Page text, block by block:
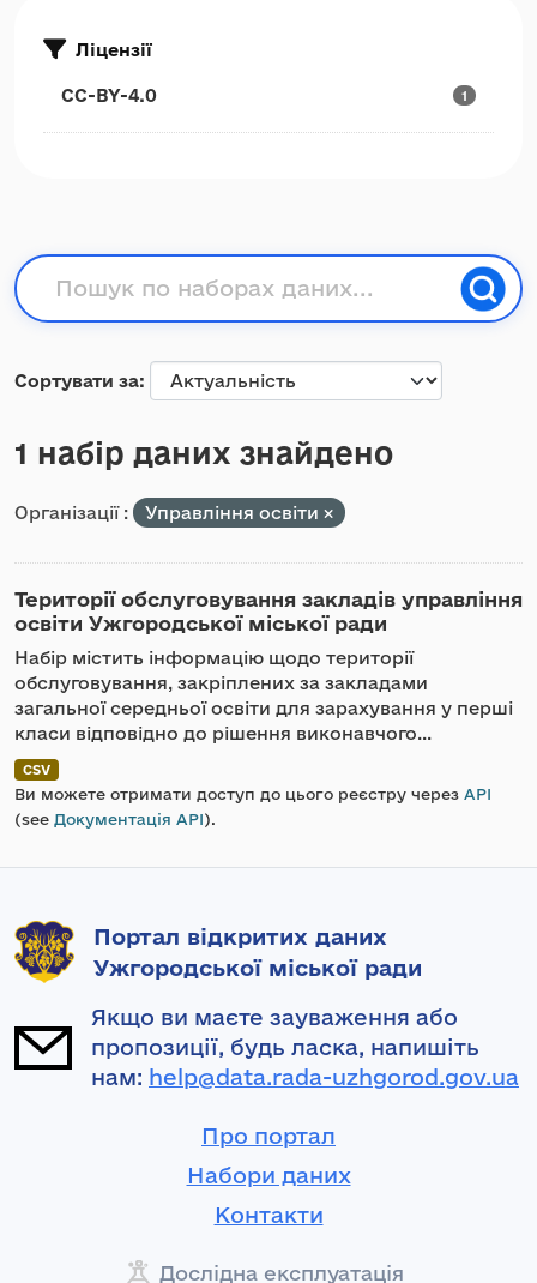
Ліцензії
CC-BY-4.0 1
Сортувати за
1 набір даних знайдено
Організації : Управління освіти
Території обслуговування закладів управління
освіти Ужгородської міської ради
Набір містить інформацію щодо території
обслуговування, закріплених за закладами
загальної середньої освіти для зарахування у перші
класи відповідно до рішення виконавчого...
CSV
Ви можете отримати доступ до цього реєстру через API
(see Документація API).
Портал відкритих даних
Ужгородської міської ради
Якщо ви маєте зауваження або
пропозиції, будь ласка, напишіть
нам: help@data.rada-uzhgorod.gov.ua
Про портал
Набори даних
Контакти
Дослідна експлуатація